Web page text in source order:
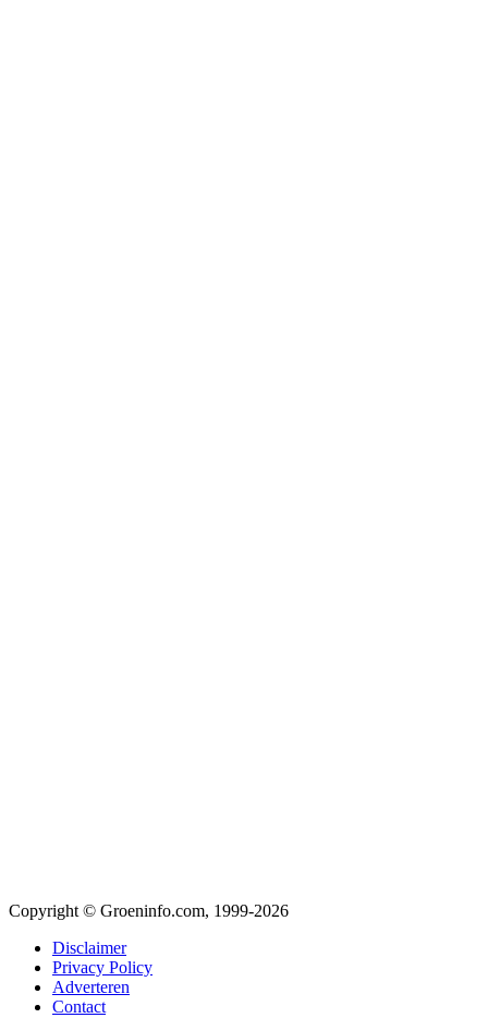
Copyright © Groeninfo.com, 1999-2026
Disclaimer
Privacy Policy
Adverteren
Contact